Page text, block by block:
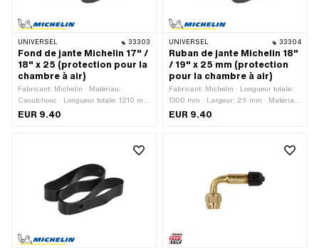
UNIVERSEL 33303
Fond de jante Michelin 17" /
18" x 25 (protection pour la
chambre à air)
Fabricant: Michelin · Matériau:
Caoutchouc · Longueur totale: 1210 mm
· Couleur: noir · Largeur: 25 mm ·
EUR 9.40
UNIVERSEL 33304
Ruban de jante Michelin 18"
/ 19" x 25 mm (protection
pour la chambre à air)
Fabricant: Michelin · Longueur totale:
1300 mm · Largeur: 25 mm · Matériau:
Caoutchouc · Couleur: noir · Taille des
EUR 9.40